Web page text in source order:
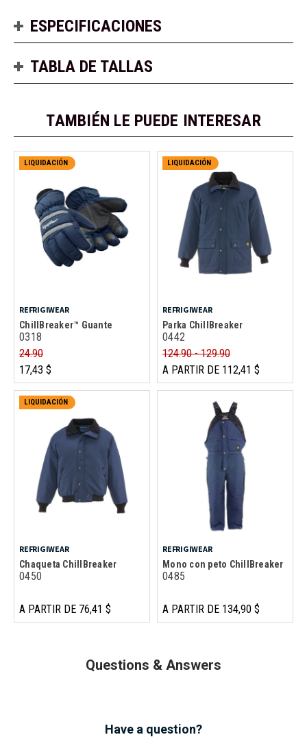
ESPECIFICACIONES
TABLA DE TALLAS
TAMBIÉN LE PUEDE INTERESAR
LIQUIDACIÓN
REFRIGIWEAR
ChillBreaker™ Guante
0318
24.90
17,43 $
LIQUIDACIÓN
REFRIGIWEAR
Parka ChillBreaker
0442
124.90 - 129.90
A PARTIR DE 112,41 $
LIQUIDACIÓN
REFRIGIWEAR
Chaqueta ChillBreaker
0450
A PARTIR DE 76,41 $
REFRIGIWEAR
Mono con peto ChillBreaker
0485
A PARTIR DE 134,90 $
Questions & Answers
Have a question?